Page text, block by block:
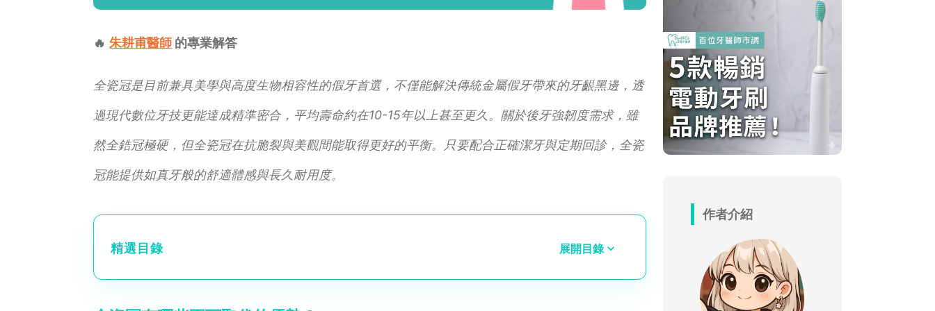
🔥 朱耕甫醫師 的專業解答
全瓷冠是目前兼具美學與高度生物相容性的假牙首選，不僅能解決傳統金屬假牙帶來的牙齦黑邊，透
過現代數位牙技更能達成精準密合，平均壽命約在10-15年以上甚至更久。關於後牙強韌度需求，雖
然全鋯冠極硬，但全瓷冠在抗脆裂與美觀間能取得更好的平衡。只要配合正確潔牙與定期回診，全瓷
冠能提供如真牙般的舒適體感與長久耐用度。
精選目錄 展開目錄
作者介紹